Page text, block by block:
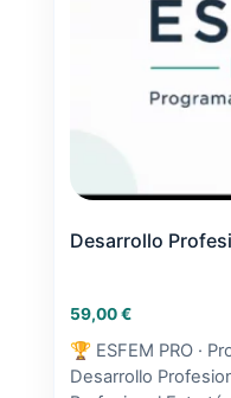
Desarrollo
59,00€
🏆 ESFEM PRO ·
Desarrollo